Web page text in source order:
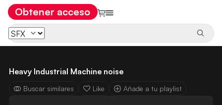
Obtener acceso
Heavy Industrial Machine noise
Buscar similares Like Añade a tu playlist